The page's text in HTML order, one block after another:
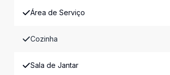
Área de Serviço
Cozinha
Sala de Jantar